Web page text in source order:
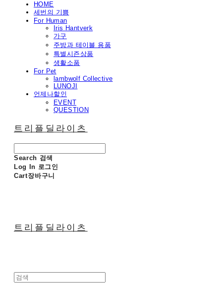
HOME
세번의 기쁨
For Human
Iris Hantverk
가구
주방과 테이블 용품
특별시즌상품
생활소품
For Pet
lambwolf Collective
LUNOJI
언제나할인
EVENT
QUESTION
트리플딜라이츠
Search 검색
Log In 로그인
Cart장바구니
트리플딜라이츠